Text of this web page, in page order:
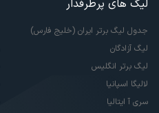
لیگ های پرطرفدار
جدول لیگ برتر ایران (خلیج فارس)
لیگ آزادگان
لیگ برتر انگلیس
لالیگا اسپانیا
سری آ ایتالیا